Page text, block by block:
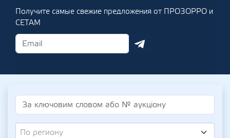
Получите самые свежие предложения от ПРОЗОРРО и
СЕТАМ
По региону